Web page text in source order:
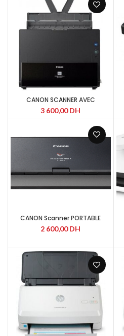
CANON SCANNER AVEC
CHARGEUR imageFORMULA DR-
C225 W II
3 600,00DH
CANON Scanner PORTABLE
imageFORMULA P-215II
2 600,00DH